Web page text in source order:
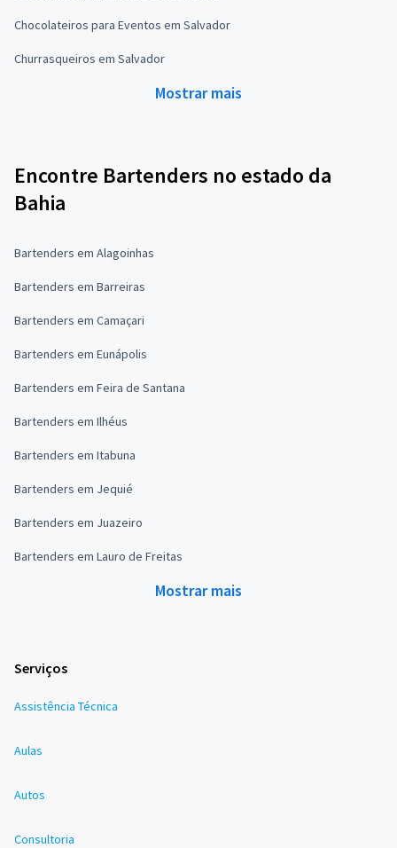
Chocolateiros para Eventos em Salvador
Churrasqueiros em Salvador
Mostrar mais
Encontre Bartenders no estado da
Bahia
Bartenders em Alagoinhas
Bartenders em Barreiras
Bartenders em Camaçari
Bartenders em Eunápolis
Bartenders em Feira de Santana
Bartenders em Ilhéus
Bartenders em Itabuna
Bartenders em Jequié
Bartenders em Juazeiro
Bartenders em Lauro de Freitas
Mostrar mais
Serviços
Assistência Técnica
Aulas
Autos
Consultoria